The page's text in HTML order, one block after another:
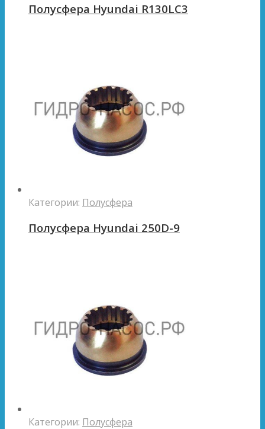
Полусфера Hyundai R130LC3
Категории: Полусфера
Полусфера Hyundai 250D-9
Категории: Полусфера